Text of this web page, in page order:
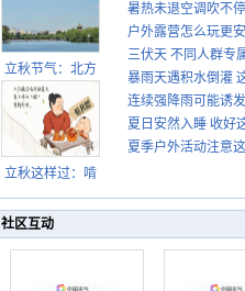
立秋节气：北方
逐渐转凉 南方暑
热仍盛
立秋这样过：啃
祝丰收迎秋来
先清暑再防燥
暑热未退空调吹不
肩颈不酸痛
户外露营怎么玩更
攻略请收好
三伏天 不同人群专
请收好
暴雨天遇积水倒灌
示请收好
连续强降雨可能诱
这些前兆要知道
夏日安然入睡 收好
贴士
夏季户外活动注意
社区互动